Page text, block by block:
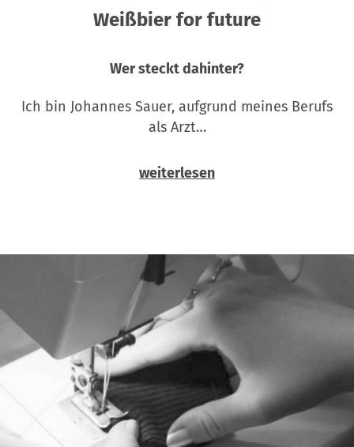
Weißbier for future
Wer steckt dahinter?
Ich bin Johannes Sauer, aufgrund meines Berufs
als Arzt…
weiterlesen